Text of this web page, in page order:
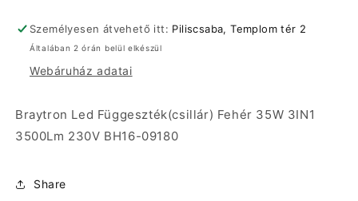
3500Lm
230V
09180
csökkentése
3500Lm
230V
09180
növelése
Személyesen átvehető itt: Piliscsaba, Templom tér 2
Általában 2 órán belül elkészül
Webáruház adatai
Braytron Led Függeszték(csillár) Fehér 35W 3IN1
3500Lm 230V BH16-09180
Share